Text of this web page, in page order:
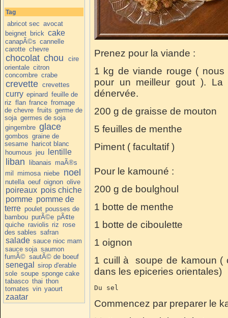
Tag
abricot sec avocat
beignet brick cake
canapÃ©s cannelle
carotte chevre
chocolat chou
cire
orientale citron
concombre crabe
crevette crevettes
curry epinard feuille de
riz flan france fromage
de chevre fruits germe de
soja germes de soja
gingembre glace
gombos graine de
sesame haricot blanc
houmous jeu lentille
liban libanais maÃ®s
mil mimosa niebe noel
nutella oeuf oignon olive
poireaux pois chiche
pomme pomme de
terre poulet pousses de
bambou purÃ©e pÃ¢te
quiche raviolis riz rose
des sables safran
salade sauce nioc mam
sauce soja saumon
fumÃ© sautÃ© de boeuf
senegal
sirop d'erable
sole soupe sponge cake
tabasco thai thon
tomates vin yaourt
zaatar
Prenez pour la viande :
1 kg de viande rouge (
pour un meilleur gout ). La
dénervée.
200 g de graisse de mouton
5 feuilles de menthe
Piment ( facultatif )
Pour le kamouné :
200 g de boulghoul
1 botte de menthe
1 botte de ciboulette
1 oignon
1 cuill à soupe de kamoun (
dans les epiceries orientales)
Du sel
Commencez par preparer le